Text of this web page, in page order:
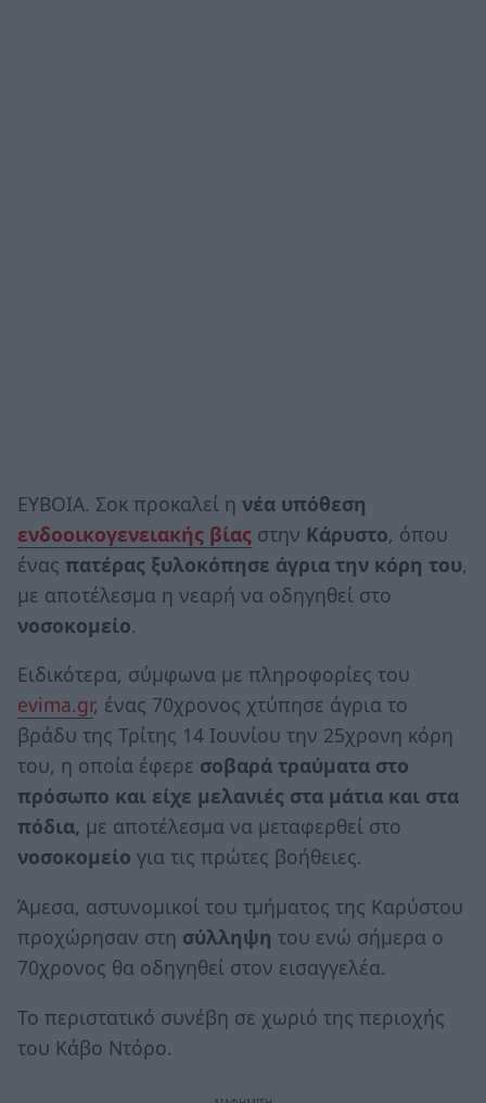
ΕΥΒΟΙΑ. Σοκ προκαλεί η νέα υπόθεση
ενδοοικογενειακής βίας στην Κάρυστο, όπου
ένας πατέρας ξυλοκόπησε άγρια την κόρη του,
με αποτέλεσμα η νεαρή να οδηγηθεί στο
νοσοκομείο.
Ειδικότερα, σύμφωνα με πληροφορίες του
evima.gr, ένας 70χρονος χτύπησε άγρια το
βράδυ της Τρίτης 14 Ιουνίου την 25χρονη κόρη
του, η οποία έφερε σοβαρά τραύματα στο
πρόσωπο και είχε μελανιές στα μάτια και στα
πόδια, με αποτέλεσμα να μεταφερθεί στο
νοσοκομείο για τις πρώτες βοήθειες.
Άμεσα, αστυνομικοί του τμήματος της Καρύστου
προχώρησαν στη σύλληψη του ενώ σήμερα ο
70χρονος θα οδηγηθεί στον εισαγγελέα.
Το περιστατικό συνέβη σε χωριό της περιοχής
του Κάβο Ντόρο.